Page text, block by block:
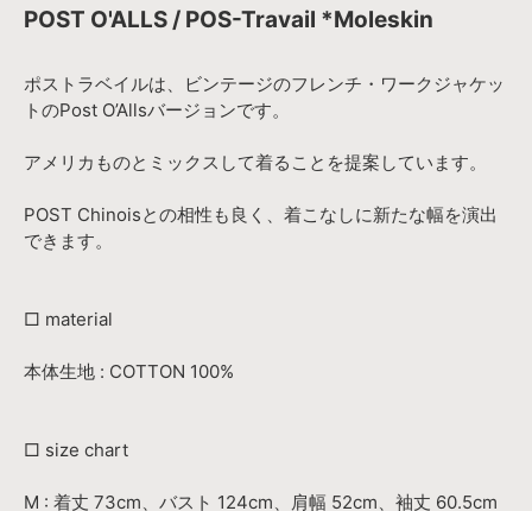
POST O'ALLS / POS-Travail *Moleskin
ポストラベイルは、ビンテージのフレンチ・ワークジャケッ
トのPost O’Allsバージョンです。
アメリカものとミックスして着ることを提案しています。
POST Chinoisとの相性も良く、着こなしに新たな幅を演出
できます。
□ material
本体生地 : COTTON 100%
□ size chart
M : 着丈 73cm、バスト 124cm、肩幅 52cm、袖丈 60.5cm